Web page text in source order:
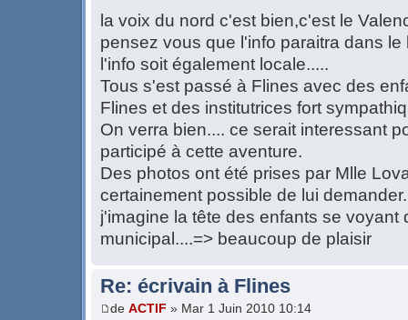
la voix du nord c'est bien,c'est le
pensez vous que l'info paraitra dans
l'info soit également locale.....
Tous s'est passé à Flines avec des
Flines et des institutrices fort
On verra bien.... ce serait interessant
participé à cette aventure.
Des photos ont été prises par Mlle
certainement possible de lui
j'imagine la tête des enfants se voyant
municipal....=> beaucoup de plaisir
Re: écrivain à Flines
de ACTIF » Mar 1 Juin 2010 10:14